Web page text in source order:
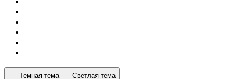
Темная тема Светлая тема